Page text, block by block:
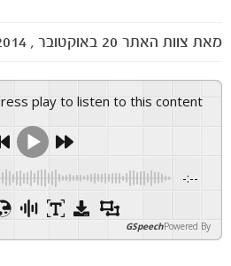
מאת צוות האתר 20 באוקטובר , 2014
Press play to listen to this content
-:--
Powered By
GSpeech